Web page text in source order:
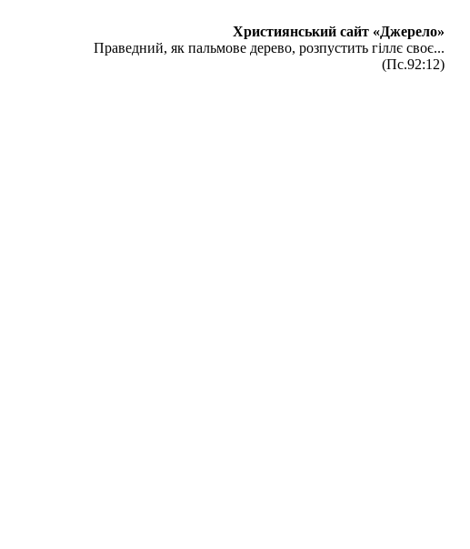
Християнський сайт «Джерело»
Праведний, як пальмове дерево, розпустить гіллє своє...
(Пс.92:12)